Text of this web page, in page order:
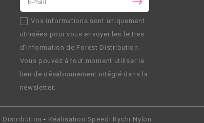
Vos informations sont uniquement
utilisées pour vous envoyer les lettres
d’information de Forest Distribution .
Vous pouvez à tout moment utiliser le
lien de désabonnement intégré dans la
newsletter.
Distribution - Réalisation Speedi Rychi Nylon